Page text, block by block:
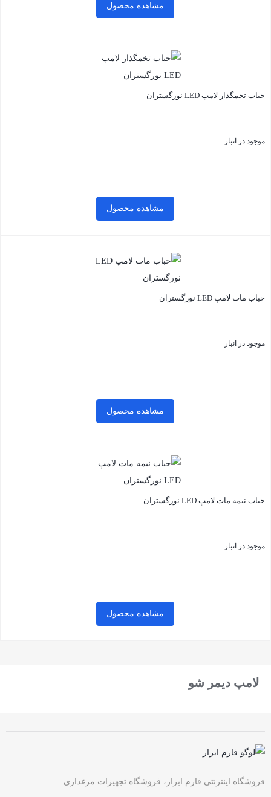
مشاهده محصول
حباب تخمگذار لامپ LED نورگستران
موجود در انبار
مشاهده محصول
حباب مات لامپ LED نورگستران
موجود در انبار
مشاهده محصول
حباب نیمه مات لامپ LED نورگستران
موجود در انبار
مشاهده محصول
لامپ دیمر شو
فروشگاه اینترنتی فارم ابزار، فروشگاه تجهیزات مرغداری